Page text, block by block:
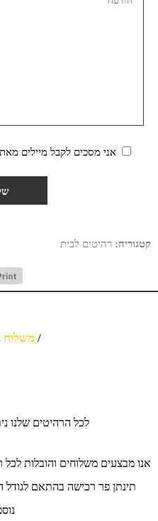
אני מסכים לקבל מיילים
קטגוריה: רהיטים לבית
/משלוח
לכל הרהיטים שלנו
אנו מבצעים משלוחים והובלות
תינתן פר רכישה בהתאם לגודל